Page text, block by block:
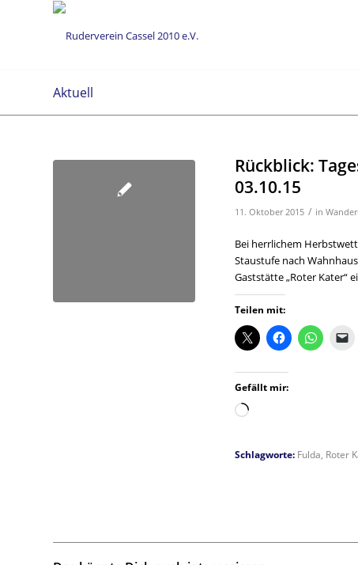
Aktuell
Rückblick:
03.10.15
11. Oktober 2015 / in
Bei herrlichem
Staustufe nach
Gaststätte „Roter Kater“
Teilen mit:
Gefällt mir:
Wird
Schlagworte: Fulda Roter